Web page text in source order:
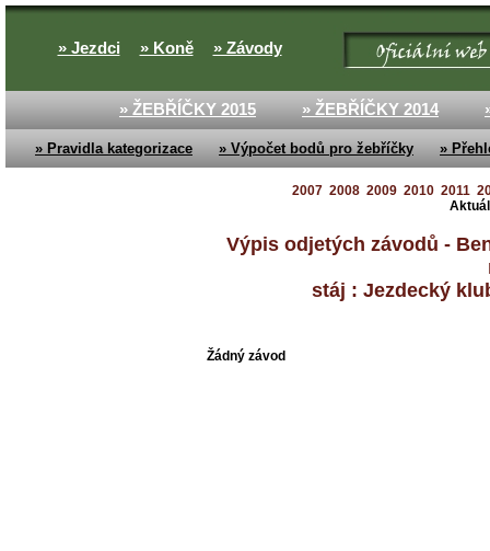
» Jezdci » Koně » Závody
» ŽEBŘÍČKY 2015 » ŽEBŘÍČKY 2014
» Pravidla kategorizace » Výpočet bodů pro žebříčky »
2007 2008 2009 2010 2011
Výpis odjetých závodů -
stáj : Jezdecký
Žádný závod